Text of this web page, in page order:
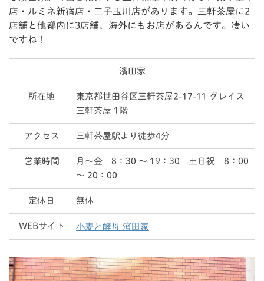
店・ルミネ新宿店・二子玉川店があります。三軒茶屋に2
店舗と他都内に3店舗、海外にもお店があるんです。凄い
ですね！
濱田家
所在地
東京都世田谷区三軒茶屋2-17-11 グレイス
三軒茶屋 1階
アクセス 三軒茶屋駅より徒歩4分
営業時間
月～金 8：30 ～ 19：30 土日祝 8：00
～ 20：00
定休日 無休
WEBサイト 小麦と酵母 濱田家